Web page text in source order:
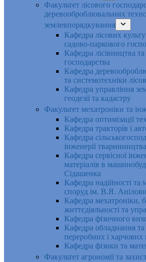
Факультет лісового
деревооброблювальних
землевпорядкування
Кафедра лісових
садово-паркового
Кафедра лісівництва
господарства
Кафедра
та системотехніки
Кафедра управління
геодезії та кадастру
Факультет мехатроніки та
Кафедра оптимізації
Кафедра тракторів і
Кафедра
інженерії тваринництва
Кафедра cервісної
матеріалів в
Сідашенка
Кафедра надійності та
споруд ім. В.Я.
Кафедра мехатроніки,
життєдіяльності та
Кафедра фізичного
Кафедра обладнання
переробних і
Кафедра фізики та
Факультет агрономії та